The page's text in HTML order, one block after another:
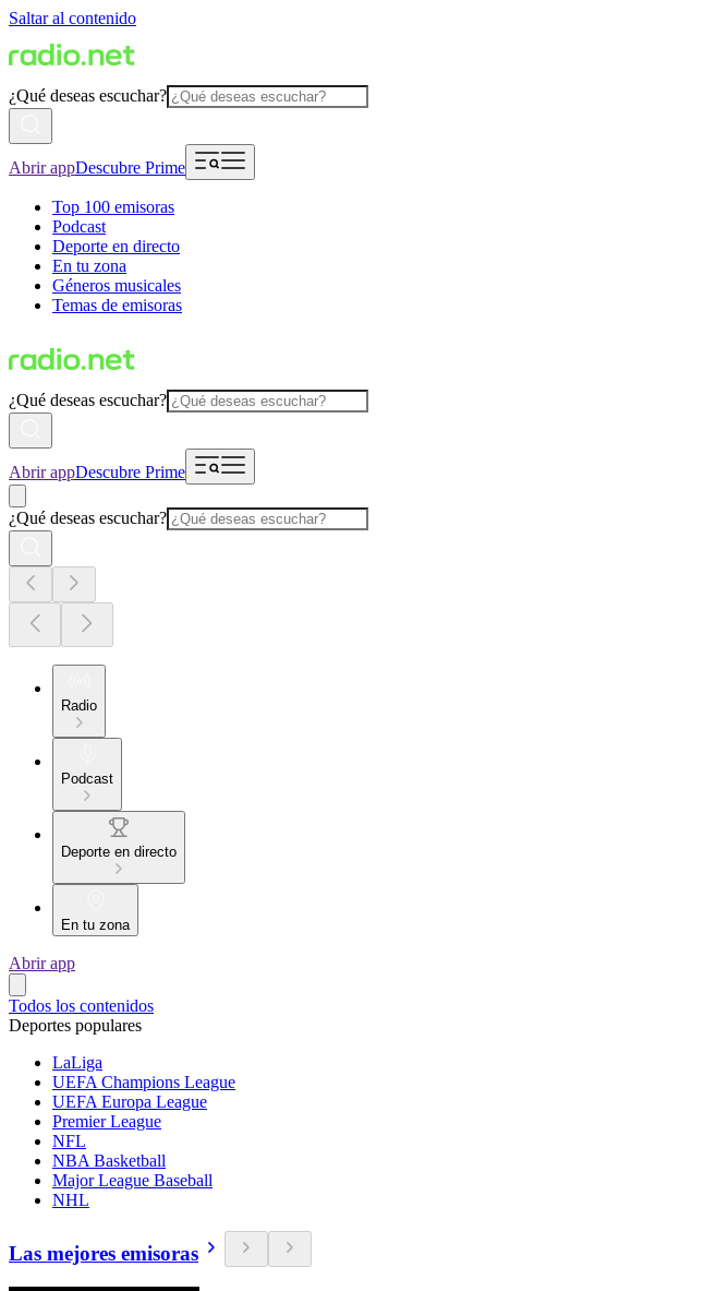
Saltar al contenido
¿Qué deseas escuchar?
Abrir appDescubre Prime
Top 100 emisoras
Podcast
Deporte en directo
En tu zona
Géneros musicales
Temas de emisoras
¿Qué deseas escuchar?
Abrir appDescubre Prime
¿Qué deseas escuchar?
Radio
Podcast
Deporte en directo
En tu zona
Abrir app
Todos los contenidos
Deportes populares
LaLiga
UEFA Champions League
UEFA Europa League
Premier League
NFL
NBA Basketball
Major League Baseball
NHL
Las mejores emisoras